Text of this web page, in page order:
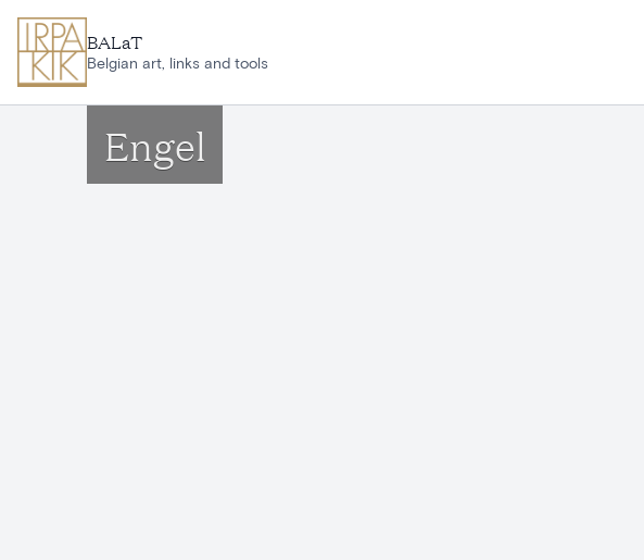
BALaT
Belgian art, links and tools
Engel